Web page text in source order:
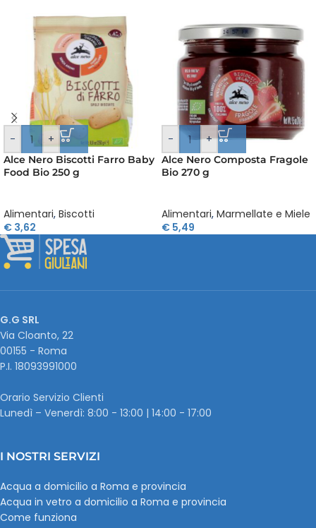
- +
Alce Nero Biscotti Farro Baby
Food Bio 250 g
Alimentari, Biscotti
€ 3,62
- +
Alce Nero Composta Fragole
Bio 270 g
Alimentari, Marmellate e Miele
€ 5,49
G.G SRL
Via Cloanto, 22
00155 - Roma
P.I. ‭18093991000
Orario Servizio Clienti
Lunedì – Venerdì: 8:00 - 13:00 | 14:00 - 17:00
I NOSTRI SERVIZI
Acqua a domicilio a Roma e provincia
Acqua in vetro a domicilio a Roma e provincia
Come funziona